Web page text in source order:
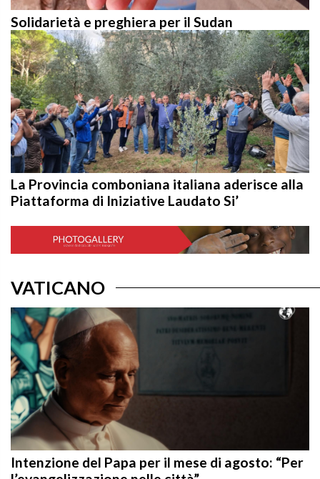
Solidarietà e preghiera per il Sudan
La Provincia comboniana italiana aderisce alla
Piattaforma di Iniziative Laudato Si’
Intenzione del Papa per il mese di agosto: “Per
l’evangelizzazione nelle città”